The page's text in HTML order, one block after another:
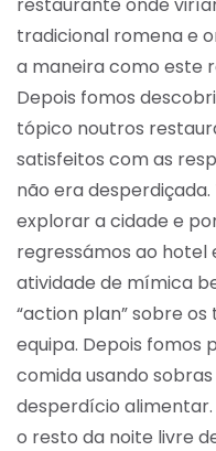
tradicional romena e
a maneira como este
Depois fomos
tópico noutros
satisfeitos com as
não era
explorar a cidade e
regressámos ao
atividade de mímica
“action plan” sobre
equipa. Depois fomos
comida usando
desperdício
o resto da noite livre